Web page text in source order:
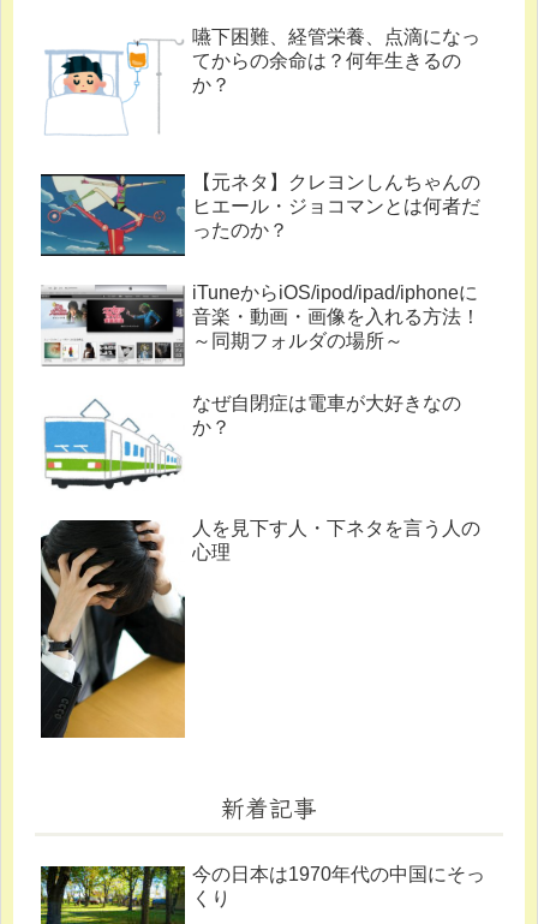
嚥下困難、経管栄養、点滴になっ
てからの余命は？何年生きるの
か？
【元ネタ】クレヨンしんちゃんの
ヒエール・ジョコマンとは何者だ
ったのか？
iTuneからiOS/ipod/ipad/iphoneに
音楽・動画・画像を入れる方法！
～同期フォルダの場所～
なぜ自閉症は電車が大好きなの
か？
人を見下す人・下ネタを言う人の
心理
新着記事
今の日本は1970年代の中国にそっ
くり